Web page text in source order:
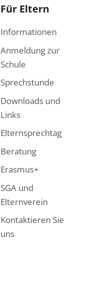
Für Eltern
Informationen
Anmeldung zur
Schule
Sprechstunde
Downloads und
Links
Elternsprechtag
Beratung
Erasmus+
SGA und
Elternverein
Kontaktieren Sie
uns